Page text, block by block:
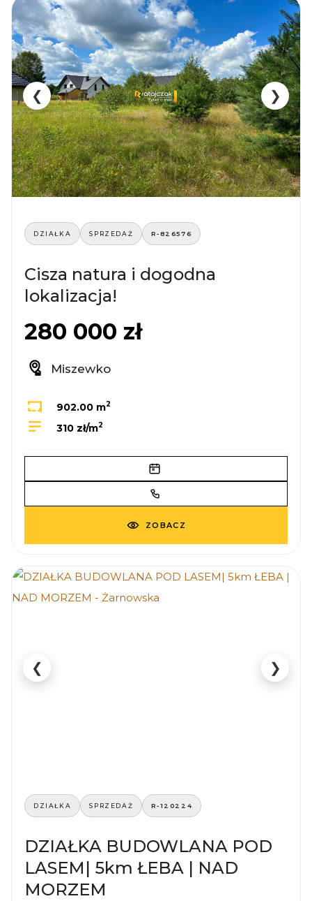
❮ ❯
DZIAŁKA SPRZEDAŻ R-826576
Cisza natura i dogodna
lokalizacja!
280 000 zł
Miszewko
902.00 m2
310 zł/m2
ZOBACZ
❮ ❯
DZIAŁKA SPRZEDAŻ R-120224
DZIAŁKA BUDOWLANA POD
LASEM| 5km ŁEBA | NAD
MORZEM